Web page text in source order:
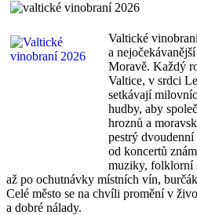
Valtické
a
Moravě. Každý
Valtice, v srdci
setkávají
hudby, aby
hroznů a
pestrý
od koncertů
muziky, folklorní
až po ochutnávky místních vín,
Celé město se na chvíli promění v
a dobré nálady.